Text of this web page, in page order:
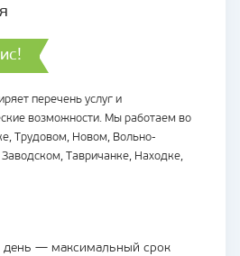
перечень услуг и
возможности. Мы работаем во
Трудовом, Новом, Вольно-
Тавричанке, Находке,
— максимальный срок